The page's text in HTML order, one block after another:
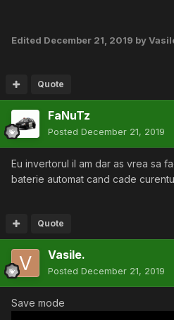
Edited December 21, 2019 by
Quote
FaNuTz
Posted December 21, 2019
Eu invertorul il am dar as vrea sa
baterie automat cand cade
Quote
Vasile.
Posted December 21, 2019
Save mode